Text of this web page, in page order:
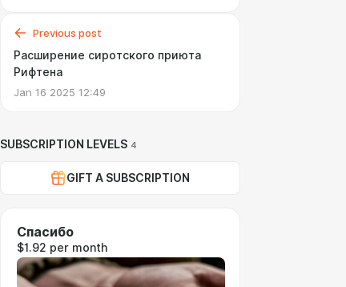
Previous post
Расширение сиротского приюта
Рифтена
Jan 16 2025 12:49
SUBSCRIPTION LEVELS 4
GIFT A SUBSCRIPTION
Спасибо
$1.92 per month